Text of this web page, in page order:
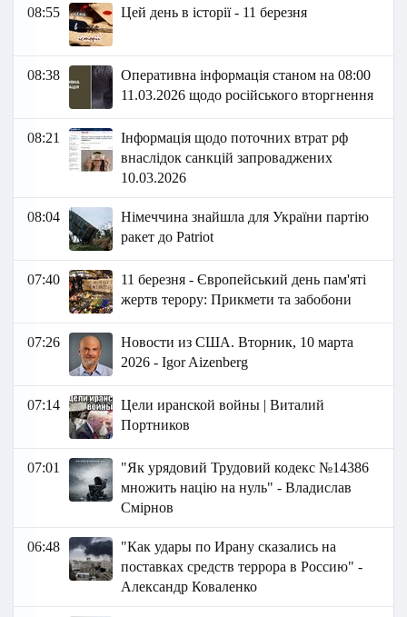
08:55 Цей день в історії - 11 березня
08:38
Оперативна інформація станом на 08:00
11.03.2026 щодо російського вторгнення
08:21
Інформація щодо поточних втрат рф
внаслідок санкцій запроваджених
10.03.2026​​
08:04
Німеччина знайшла для України партію
ракет до Patriot
07:40
11 березня - Європейський день пам'яті
жертв терору: Прикмети та забобони
07:26
Новости из США. Вторник, 10 марта
2026 - Igor Aizenberg
07:14
Цели иранской войны | Виталий
Портников
07:01
"Як урядовий Трудовий кодекс №14386
множить націю на нуль" - Владислав
Смірнов
06:48
"Как удары по Ирану сказались на
поставках средств террора в Россию" -
Александр Коваленко